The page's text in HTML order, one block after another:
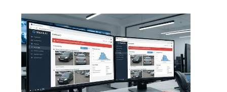
+7 (727) 317-61-61
info@glazok.kz